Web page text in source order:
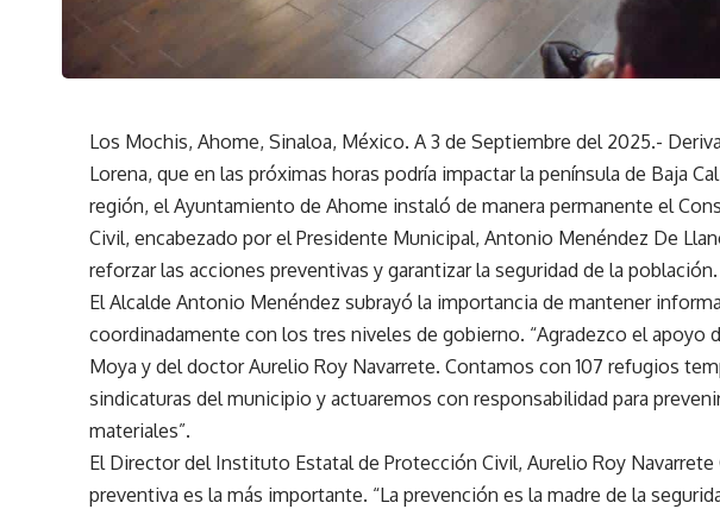
Los Mochis, Ahome, Sinaloa, México. A 3 de Septiembre del 2025.-
Lorena, que en las próximas horas podría impactar la península de Baja
región, el Ayuntamiento de Ahome instaló de manera permanente el
Civil, encabezado por el Presidente Municipal, Antonio Menéndez De
reforzar las acciones preventivas y garantizar la seguridad de la población.
El Alcalde Antonio Menéndez subrayó la importancia de mantener
coordinadamente con los tres niveles de gobierno. “Agradezco el apoyo
Moya y del doctor Aurelio Roy Navarrete. Contamos con 107 refugios
sindicaturas del municipio y actuaremos con responsabilidad para
materiales”.
El Director del Instituto Estatal de Protección Civil, Aurelio Roy Navarrete
preventiva es la más importante. “La prevención es la madre de la